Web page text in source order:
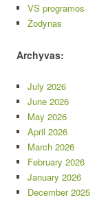
VS programos
Žodynas
Archyvas:
July 2026
June 2026
May 2026
April 2026
March 2026
February 2026
January 2026
December 2025